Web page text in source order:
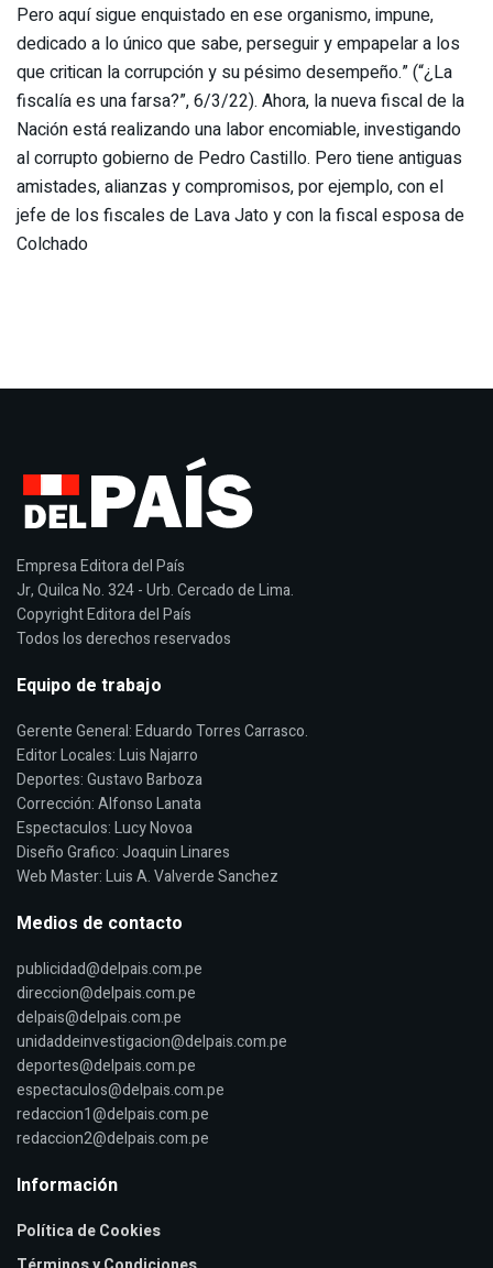
Pero aquí sigue enquistado en ese organismo, impune,
dedicado a lo único que sabe, perseguir y empapelar a los
que critican la corrupción y su pésimo desempeño.” (“¿La
fiscalía es una farsa?”, 6/3/22). Ahora, la nueva fiscal de la
Nación está realizando una labor encomiable, investigando
al corrupto gobierno de Pedro Castillo. Pero tiene antiguas
amistades, alianzas y compromisos, por ejemplo, con el
jefe de los fiscales de Lava Jato y con la fiscal esposa de
Colchado
Empresa Editora del País
Jr, Quilca No. 324 - Urb. Cercado de Lima.
Copyright Editora del País
Todos los derechos reservados
Equipo de trabajo
Gerente General: Eduardo Torres Carrasco.
Editor Locales: Luis Najarro
Deportes: Gustavo Barboza
Corrección: Alfonso Lanata
Espectaculos: Lucy Novoa
Diseño Grafico: Joaquin Linares
Web Master: Luis A. Valverde Sanchez
Medios de contacto
publicidad@delpais.com.pe
direccion@delpais.com.pe
delpais@delpais.com.pe
unidaddeinvestigacion@delpais.com.pe
deportes@delpais.com.pe
espectaculos@delpais.com.pe
redaccion1@delpais.com.pe
redaccion2@delpais.com.pe
Información
Política de Cookies